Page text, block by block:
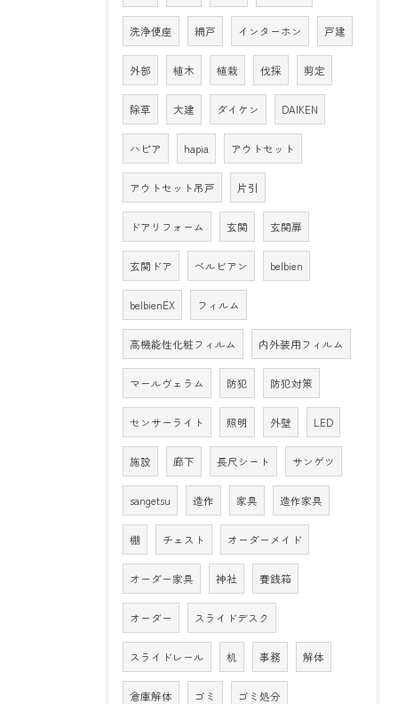
洗浄便座 網戸 インターホン 戸建
外部 植木 植栽 伐採 剪定
除草 大建 ダイケン DAIKEN
ハピア hapia アウトセット
アウトセット吊戸 片引
ドアリフォーム 玄関 玄関扉
玄関ドア ベルビアン belbien
belbienEX フィルム
高機能性化粧フィルム 内外装用フィルム
マールヴェラム 防犯 防犯対策
センサーライト 照明 外壁 LED
施設 廊下 長尺シート サンゲツ
sangetsu 造作 家具 造作家具
棚 チェスト オーダーメイド
オーダー家具 神社 賽銭箱
オーダー スライドデスク
スライドレール 机 事務 解体
倉庫解体 ゴミ ゴミ処分